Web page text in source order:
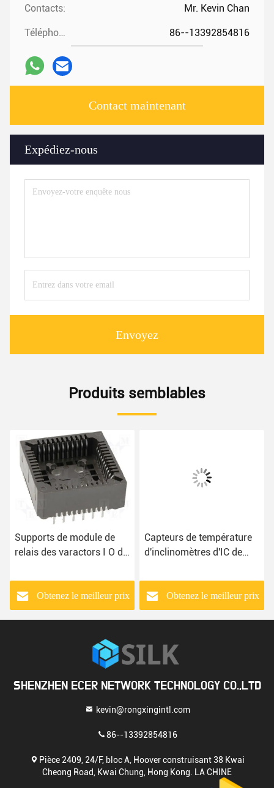
Contacts: Mr. Kevin Chan
Téléphone: 86--13392854816
Contact maintenant
Expédiez-nous
Envoyez
Produits semblables
Supports de module de
relais des varactors I O de
LF
Obtenez le meilleur prix
Capteurs de température
d'inclinomètres d'IC de
Na D2816-42
Obtenez le meilleur prix
SHENZHEN ECER NETWORK TECHNOLOGY CO.,LTD
kevin@rongxingintl.com
86--13392854816
Pièce 2409, 24/F, bloc A, Hoover construisant 38 Kwai
Cheong Road, Kwai Chung, Hong Kong. LA CHINE